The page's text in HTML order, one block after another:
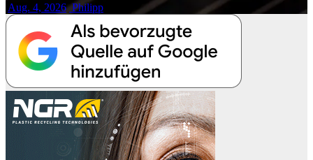
Aug. 4, 2026 Philipp